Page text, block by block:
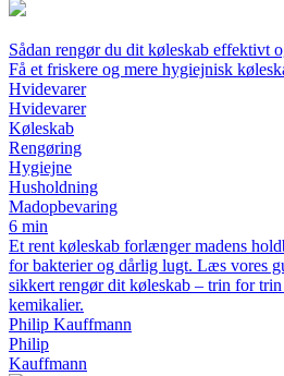
Sådan rengør du dit køleskab effektivt
Få et friskere og mere hygiejnisk
Hvidevarer
Hvidevarer
Køleskab
Rengøring
Hygiejne
Husholdning
Madopbevaring
6 min
Et rent køleskab forlænger madens
for bakterier og dårlig lugt. Læs vores
sikkert rengør dit køleskab – trin for
kemikalier.
Philip Kauffmann
Philip
Kauffmann